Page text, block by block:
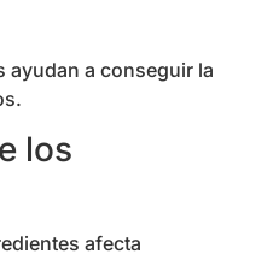
ayudan a conseguir la
los
afecta